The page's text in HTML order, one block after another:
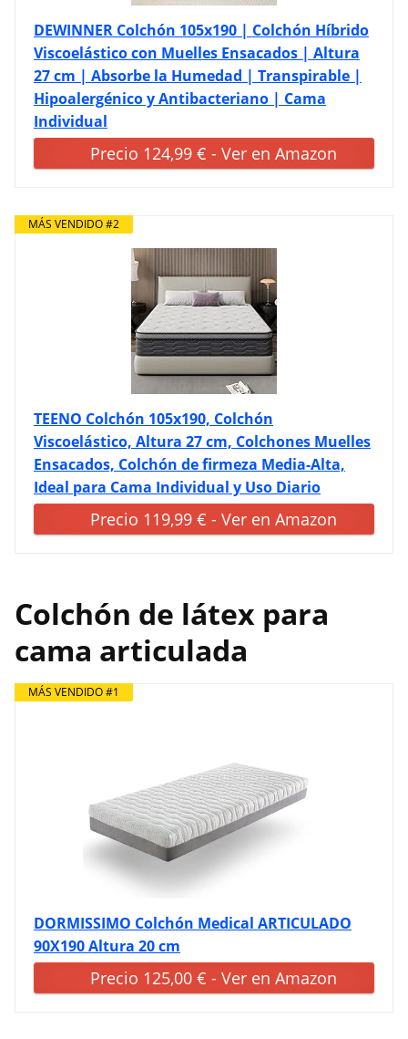
DEWINNER Colchón 105x190 | Colchón Híbrido
Viscoelástico con Muelles Ensacados | Altura
27 cm | Absorbe la Humedad | Transpirable |
Hipoalergénico y Antibacteriano | Cama
Individual
Precio 124,99 € - Ver en Amazon
MÁS VENDIDO #2
TEENO Colchón 105x190, Colchón
Viscoelástico, Altura 27 cm, Colchones Muelles
Ensacados, Colchón de firmeza Media-Alta,
Ideal para Cama Individual y Uso Diario
Precio 119,99 € - Ver en Amazon
Colchón de látex para
cama articulada
MÁS VENDIDO #1
DORMISSIMO Colchón Medical ARTICULADO
90X190 Altura 20 cm
Precio 125,00 € - Ver en Amazon